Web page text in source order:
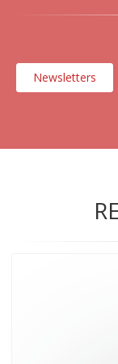
Newsletters